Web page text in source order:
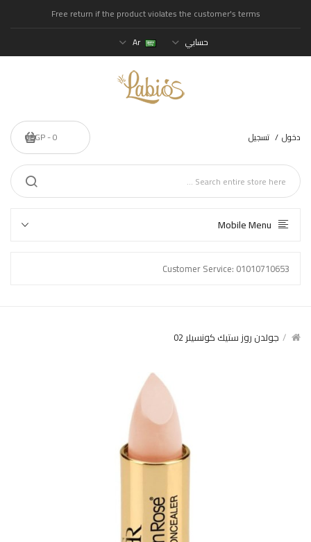
Free return if the product violates the customer's terms
حسابي
Ar
دخول تسجيل 0 - 0EGP
Mobile Menu
Customer Service: 01010710653
جولدن روز ستيك كونسيلر 02